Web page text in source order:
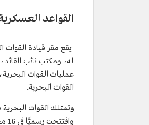
القواعد
يقع مقر قيادة القوات
له، ومكتب نائب
عمليات القوات
القوات البحرية.
وتمتلك القوات البحرية
وافتتحت رسميًّا في 16 محرم 1401هـ/24 نوفمبر 1980م، من قِبل الملك